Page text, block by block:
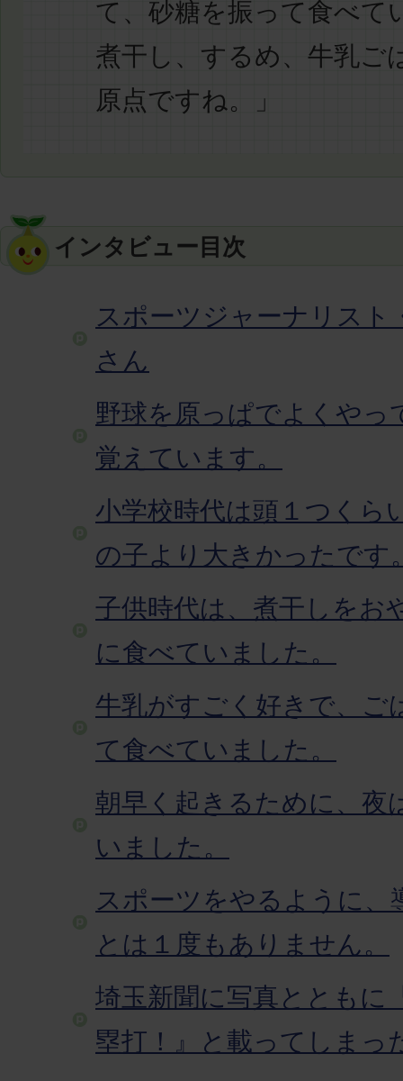
て、砂糖を振って食べて
煮干し、するめ、牛乳ご
原点ですね。」
インタビュー目次
スポーツジャーナリスト
さん
野球を原っぱでよくやっ
覚えています。
小学校時代は頭１つくら
の子より大きかったです
子供時代は、煮干しをお
に食べていました。
牛乳がすごく好きで、ご
て食べていました。
朝早く起きるために、夜
いました。
スポーツをやるように、
とは１度もありません。
埼玉新聞に写真とともに
塁打！』と載ってしまっ